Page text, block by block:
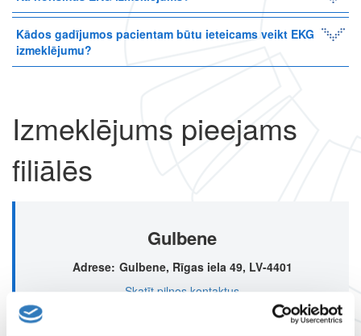
Kādos gadījumos pacientam būtu ieteicams veikt EKG
izmeklējumu?
Izmeklējums pieejams
filiālēs
Gulbene
Adrese Gulbene, Rīgas iela 49, LV-4401
Skatīt pilnos kontaktus